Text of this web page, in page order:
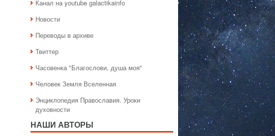
Канал на youtube galactikainfo
Новости
Переводы в архиве
Твиттер
Часовенка "Благослови, душа моя"
Человек Земля Вселенная
Энциклопедия Православия. Уроки
духовности
НАШИ АВТОРЫ